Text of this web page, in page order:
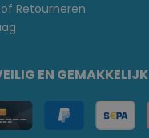
Retourneren
EN GEMAKKELIJK